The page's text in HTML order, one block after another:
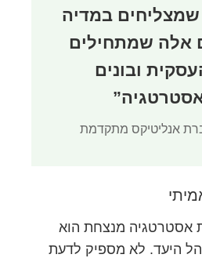
במדיה
אלה שמתחילים
ובונים
אנליטיקס מתקדמת
אסטרטגיה מנצחת הוא
היעד. לא מספיק לדעת